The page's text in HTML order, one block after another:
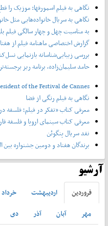
نگاهی به فیلم اسمورفها: موزیک را
نگاهی به سریال خانواده‌هایی مثل
به مناسبت چهل و چهار سالگی فیلم
گزارش اختصاصی ماهنامه فیلم از
بررسی زیبایی‌شناسانه بازنمایی
حامد سلیمان‌زاده، برنامه ریز
of the Festival de Cannes
نگاهی به فیلم رنگی از فضا
معرفی کتاب «تفکر در فیلم؛ فلسفه
معرفی کتاب سینمای اروپا و فلسفه
نقد سریال پنگوئن
برندگان هفتاد و دومین جشنواره
آرشیو
فروردين ارديبهشت خرداد
مهر
آبان آذر دی